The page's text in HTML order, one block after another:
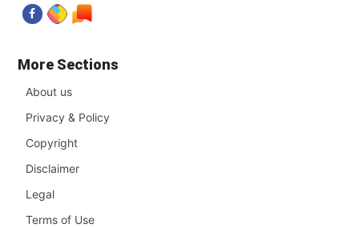
More Sections
About us
Privacy & Policy
Copyright
Disclaimer
Legal
Terms of Use